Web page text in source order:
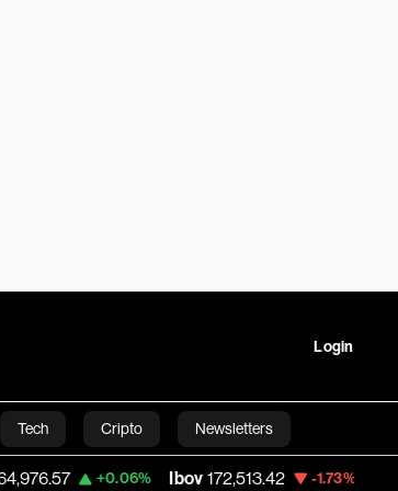
Login
Tech Cripto Newsletters
Linha Executiva Opinião Vídeos
+0.06% Ibov 172,513.42 -1.73% Petrobras